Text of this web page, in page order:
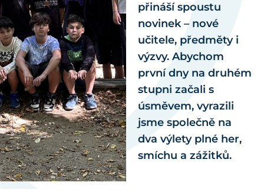
přináší spoustu
novinek – nové
učitele, předměty i
výzvy. Abychom
první dny na druhém
stupni začali s
úsměvem, vyrazili
jsme společně na
dva výlety plné her,
smíchu a zážitků.